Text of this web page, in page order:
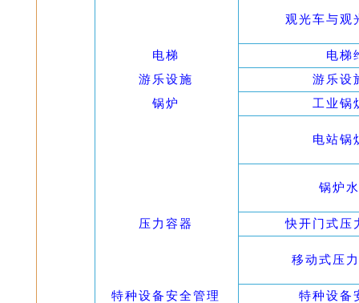
观光车与观
电梯
电梯
游乐设施
游乐设
锅炉
工业锅
电站锅
锅炉
压力容器 快开门式压
移动式压
特种设备安全管理 特种设备